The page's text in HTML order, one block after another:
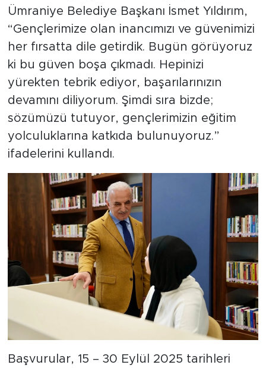
Ümraniye Belediye Başkanı İsmet Yıldırım,
“Gençlerimize olan inancımızı ve güvenimizi
her fırsatta dile getirdik. Bugün görüyoruz
ki bu güven boşa çıkmadı. Hepinizi
yürekten tebrik ediyor, başarılarınızın
devamını diliyorum. Şimdi sıra bizde;
sözümüzü tutuyor, gençlerimizin eğitim
yolculuklarına katkıda bulunuyoruz.”
ifadelerini kullandı.
Başvurular, 15 – 30 Eylül 2025 tarihleri